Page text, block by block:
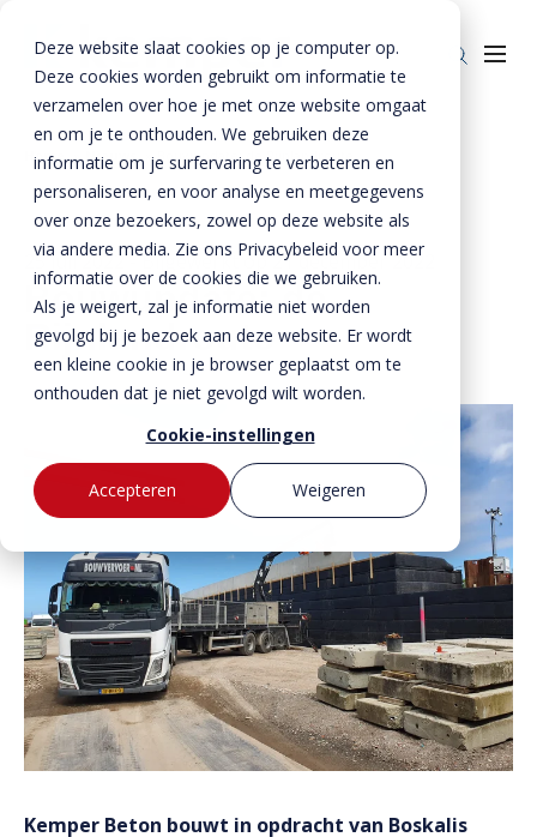
Deze website slaat cookies op je computer op.
Deze cookies worden gebruikt om informatie te
verzamelen over hoe je met onze website omgaat
en om je te onthouden. We gebruiken deze
informatie om je surfervaring te verbeteren en
personaliseren, en voor analyse en meetgegevens
over onze bezoekers, zowel op deze website als
via andere media. Zie ons Privacybeleid voor meer
informatie over de cookies die we gebruiken.
Als je weigert, zal je informatie niet worden
gevolgd bij je bezoek aan deze website. Er wordt
een kleine cookie in je browser geplaatst om te
onthouden dat je niet gevolgd wilt worden.
Cookie-instellingen
Accepteren
Weigeren
Bestekservice
Downloads
Werken bij
Producten
Enkelkerende keerwanden
Dubbelkerende keerwanden
Zwaarbelastbare keerwanden
Zwaluwwanden
Bloktraptreden
Oplossingen
Infra & Openbare ruimte
Sport & Recreatie
Op- en overslag
Waterkeringen
BTE Groep
Onze verhalen
Over ons
Duurzaamheid
MVO
Home » Nieuws » Bouwupdate: de Rijnlandroute
25 juli 2022- Bijgewerkt op21 december 2022
Bouwupdate: de
Rijnlandroute
Kemper Beton bouwt in opdracht van Boskalis